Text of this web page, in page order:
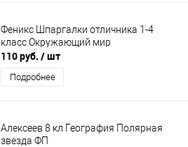
Феникс Шпаргалки отличника 1-4
класс Окружающий мир
110 руб. / шт
Подробнее
Алексеев 8 кл География Полярная
звезда ФП